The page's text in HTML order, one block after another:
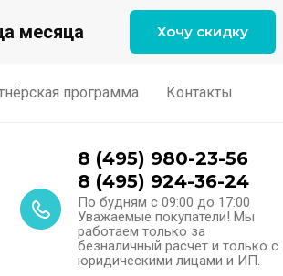
месяца Хочу скидку
программа Контакты
8 (495) 980-23-56
8 (495) 924-36-24
По будням с 09:00 до 17:00
Уважаемые покупатели! Мы
работаем только за
безналичный расчет и только с
юридическими лицами и ИП.